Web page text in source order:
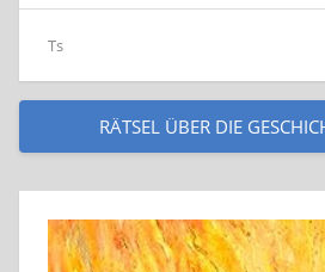
Ts
RÄTSEL ÜBER DIE